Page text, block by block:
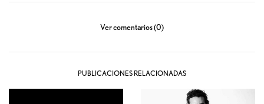
Ver comentarios (0)
PUBLICACIONES RELACIONADAS